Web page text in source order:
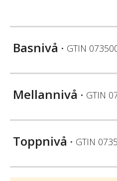
Basnivå • GTIN
Mellannivå • GTIN
Toppnivå • GTIN